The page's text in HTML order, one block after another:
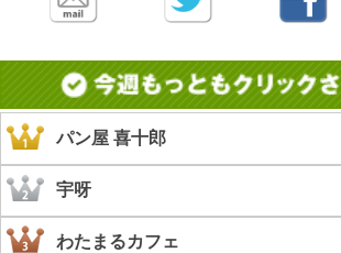
パン屋 喜十郎
宇呀
わたまるカフェ